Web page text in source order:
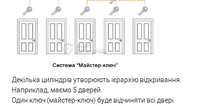
Декілька циліндрів утворюють ієрархію відкривання.
Наприклад, маємо 5 дверей.
Один ключ (майстер-ключ) буде відчиняти всі двері.